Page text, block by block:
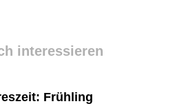
interessieren
Frühling